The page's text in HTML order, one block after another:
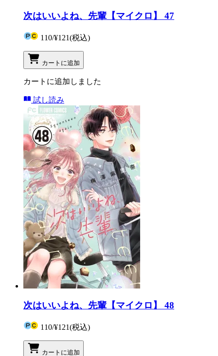
次はいいよね、先輩【マイクロ】 47
110/¥121(税込)
カートに追加
カートに追加しました
試し読み
次はいいよね、先輩【マイクロ】 48
110/¥121(税込)
カートに追加